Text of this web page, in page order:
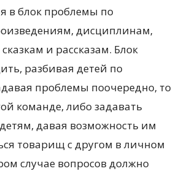
в блок проблемы по
дисциплинам,
и рассказам. Блок
разбивая детей по
проблемы поочередно, то
команде, либо задавать
давая возможность им
товарищ с другом в личном
случае вопросов должно